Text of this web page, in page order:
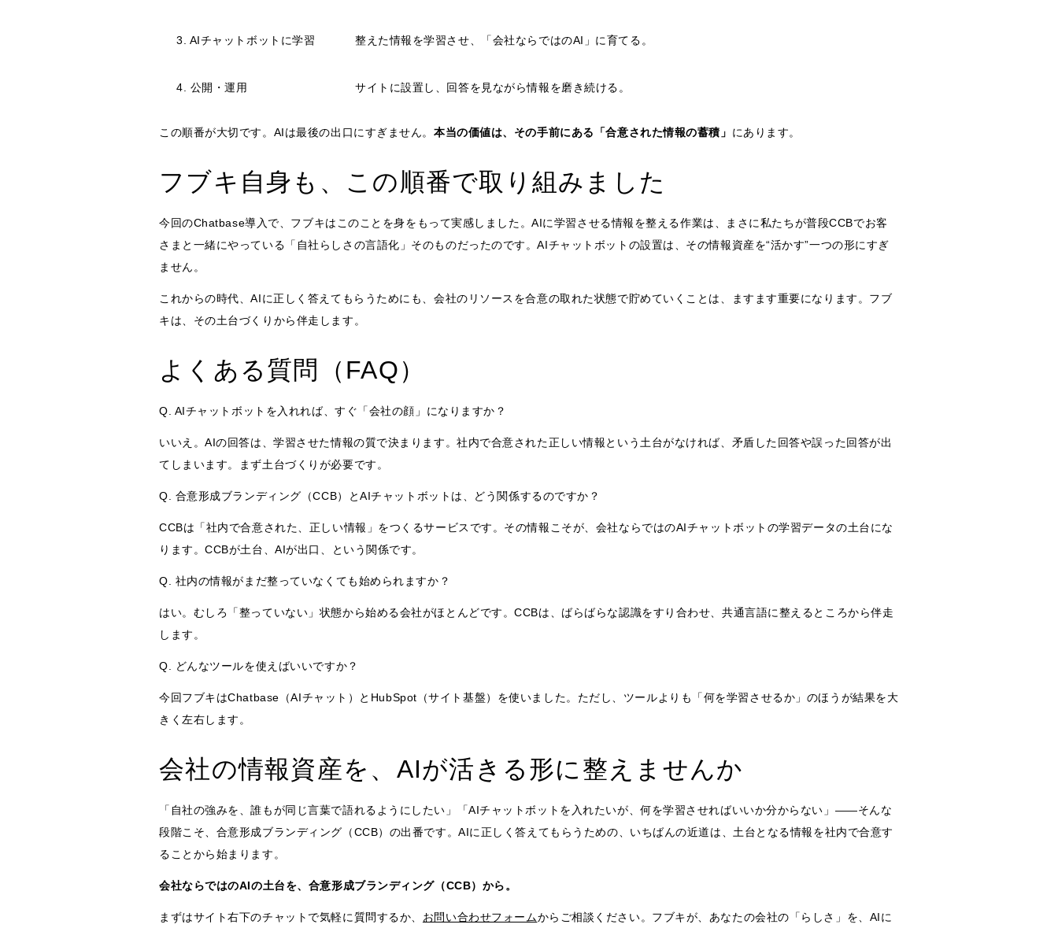
3. AIチャットボットに学習 整えた情報を学習させ、「会社ならではのAI」に育てる。
4. 公開・運用 サイトに設置し、回答を見ながら情報を磨き続ける。
この順番が大切です。AIは最後の出口にすぎません。 本当の価値は、その手前にある「合意された情報の蓄積」 にあります。
フブキ自身も、この順番で取り組みました
今回のChatbase導入で、フブキはこのことを身をもって実感しました。AIに学習させる情報を整える作業は、まさに私たちが普段CCBでお客
さまと一緒にやっている「自社らしさの言語化」そのものだったのです。AIチャットボットの設置は、その情報資産を“活かす”一つの形にすぎ
ません。
これからの時代、AIに正しく答えてもらうためにも、会社のリソースを合意の取れた状態で貯めていくことは、ますます重要になります。フブ
キは、その土台づくりから伴走します。
よくある質問（FAQ）
Q. AIチャットボットを入れれば、すぐ「会社の顔」になりますか？
いいえ。AIの回答は、学習させた情報の質で決まります。社内で合意された正しい情報という土台がなければ、矛盾した回答や誤った回答が出
てしまいます。まず土台づくりが必要です。
Q. 合意形成ブランディング（CCB）とAIチャットボットは、どう関係するのですか？
CCBは「社内で合意された、正しい情報」をつくるサービスです。その情報こそが、会社ならではのAIチャットボットの学習データの土台にな
ります。CCBが土台、AIが出口、という関係です。
Q. 社内の情報がまだ整っていなくても始められますか？
はい。むしろ「整っていない」状態から始める会社がほとんどです。CCBは、ばらばらな認識をすり合わせ、共通言語に整えるところから伴走
します。
Q. どんなツールを使えばいいですか？
今回フブキはChatbase（AIチャット）とHubSpot（サイト基盤）を使いました。ただし、ツールよりも「何を学習させるか」のほうが結果を大
きく左右します。
会社の情報資産を、AIが活きる形に整えませんか
「自社の強みを、誰もが同じ言葉で語れるようにしたい」「AIチャットボットを入れたいが、何を学習させればいいか分からない」――そんな
段階こそ、合意形成ブランディング（CCB）の出番です。AIに正しく答えてもらうための、いちばんの近道は、土台となる情報を社内で合意す
ることから始まります。
会社ならではのAIの土台を、合意形成ブランディング（CCB）から。
まずはサイト右下のチャットで気軽に質問するか、 お問い合わせフォームからご相談ください。フブキが、あなたの会社の「らしさ」を、AIに